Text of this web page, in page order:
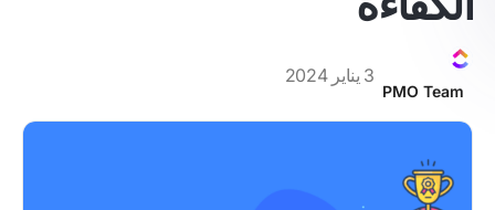
PMO Team
3 يناير 2024